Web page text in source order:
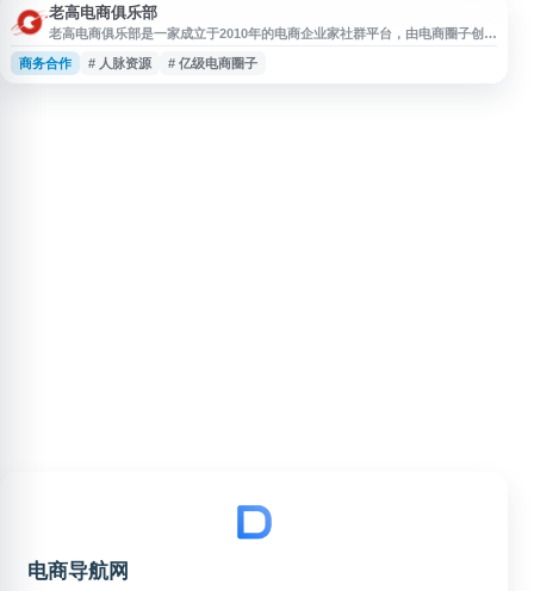
老高电商俱乐部
老高电商俱乐部是一家成立于2010年的电商企业家社群平台，由电商圈子创始
人老高创办。平台汇聚万余家电商企业会员，专注为电商老板提供人脉资源对
接、行业经验交流和平台官方资源整合服务。俱乐部定位于金冠及亿级电商卖
商务合作 # 人脉资源 # 亿级电商圈子
电商导航网